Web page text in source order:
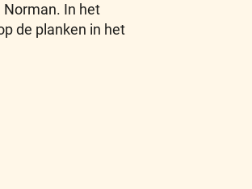
In het
de planken in het